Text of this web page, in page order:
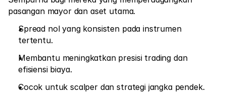
Karir
Blog
Investasi 101
pasangan mayor dan aset utama.
Spread nol yang konsisten pada instrumen
tertentu.
Membantu meningkatkan presisi trading dan
efisiensi biaya.
Cocok untuk scalper dan strategi jangka pendek.